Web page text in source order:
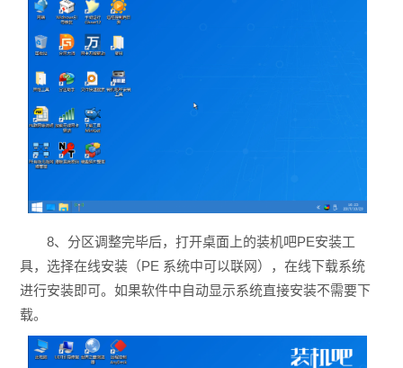
8、分区调整完毕后，打开桌面上的装机吧PE安装工
具，选择在线安装（PE 系统中可以联网），在线下载系统
进行安装即可。如果软件中自动显示系统直接安装不需要下
载。